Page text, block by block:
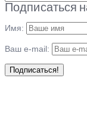
Подписаться
Имя:
Ваш e-mail: